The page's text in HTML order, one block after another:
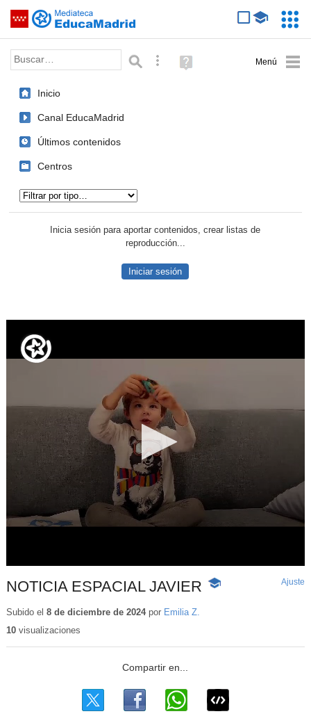
Saltar navegación
Palabra o frase: Búsqueda avanzada
Ayuda
(en
Inicio
Canal EducaMadrid
Últimos contenidos
Centros
Inicia sesión para aportar contenidos, crear listas de
reproducción...
Iniciar sesión
NOTICIA ESPACIAL JAVIER
-
Ajuste
Subido el 8 de diciembre de 2024por Emilia Z.
10visualizaciones